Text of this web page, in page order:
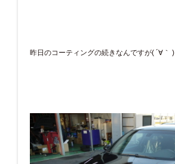
昨日のコーティングの続きなんですが( ´∀｀ )